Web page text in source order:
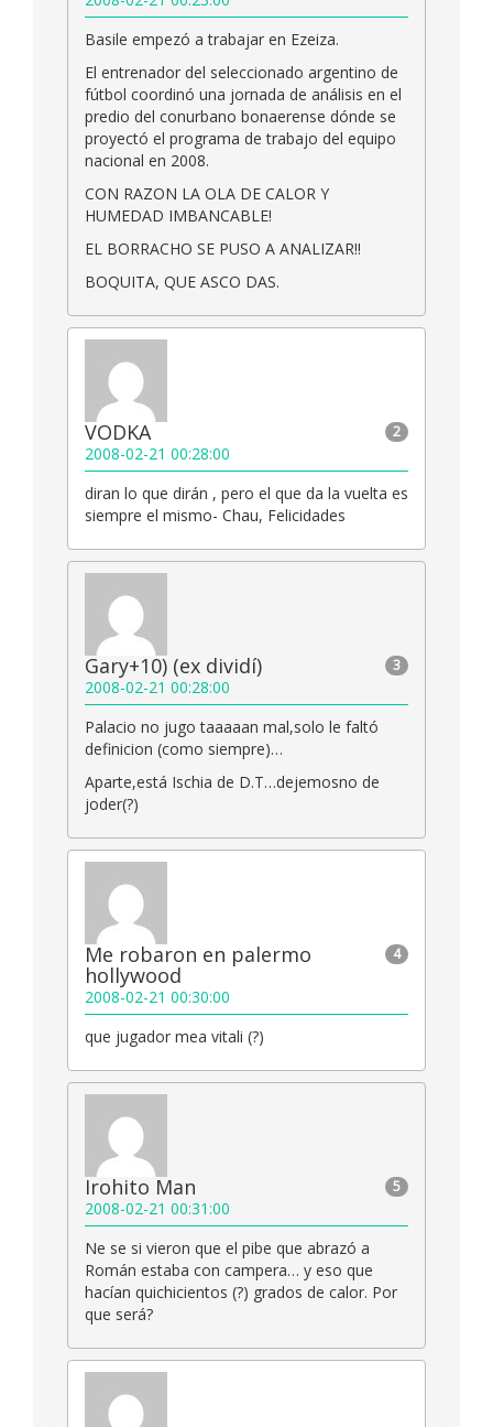
Basile empezó a trabajar en Ezeiza.
El entrenador del seleccionado argentino de
fútbol coordinó una jornada de análisis en el
predio del conurbano bonaerense dónde se
proyectó el programa de trabajo del equipo
nacional en 2008.
CON RAZON LA OLA DE CALOR Y
HUMEDAD IMBANCABLE!
EL BORRACHO SE PUSO A ANALIZAR!!
BOQUITA, QUE ASCO DAS.
2
VODKA
2008-02-21 00:28:00
diran lo que dirán , pero el que da la vuelta es
siempre el mismo- Chau, Felicidades
3
Gary+10) (ex dividí)
2008-02-21 00:28:00
Palacio no jugo taaaaan mal,solo le faltó
definicion (como siempre)…
Aparte,está Ischia de D.T…dejemosno de
joder(?)
4
Me robaron en palermo
hollywood
2008-02-21 00:30:00
que jugador mea vitali (?)
5
Irohito Man
2008-02-21 00:31:00
Ne se si vieron que el pibe que abrazó a
Román estaba con campera… y eso que
hacían quichicientos (?) grados de calor. Por
que será?